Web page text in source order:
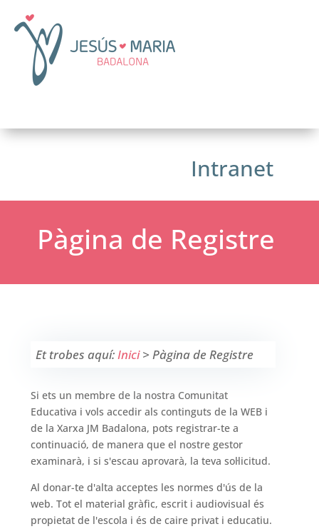
Intranet
Pàgina de Registre
Et trobes aquí:Inici> Pàgina de Registre
Si ets un membre de la nostra Comunitat
Educativa i vols accedir als continguts de la WEB i
de la Xarxa JM Badalona, pots registrar-te a
continuació, de manera que el nostre gestor
examinarà, i si s'escau aprovarà, la teva sol·licitud.
Al donar-te d'alta acceptes les normes d'ús de la
web. Tot el material gràfic, escrit i audiovisual és
propietat de l'escola i és de caire privat i educatiu.